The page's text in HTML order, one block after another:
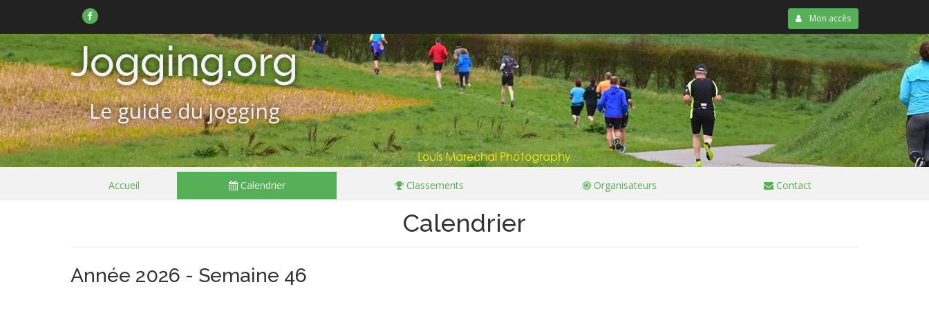
Facebook
Mon accès
Jogging.org
Le guide du jogging
Accueil Calendrier Classements Organisateurs Contact
Calendrier
Année 2026 - Semaine 46